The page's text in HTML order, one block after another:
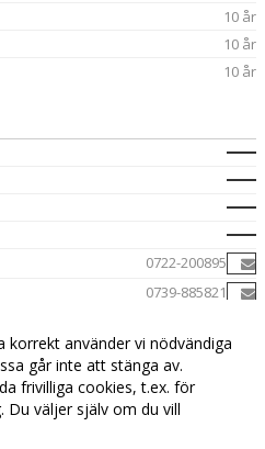
10 år
10 år
10 år
0722-200895
0739-885821
korrekt använder vi nödvändiga
går inte att stänga av.
frivilliga cookies, t.ex. för
Du väljer själv om du vill